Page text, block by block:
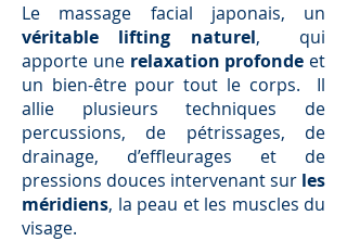
Le massage facial japonais, un
véritable lifting naturel, qui
apporte une relaxation profonde et
un bien-être pour tout le corps. Il
allie plusieurs techniques de
percussions, de pétrissages, de
drainage, d’effleurages et de
pressions douces intervenant sur les
méridiens, la peau et les muscles du
visage.